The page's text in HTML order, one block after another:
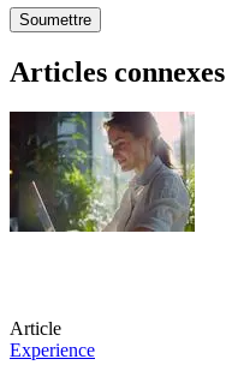
Articles connexes
Article
Experience